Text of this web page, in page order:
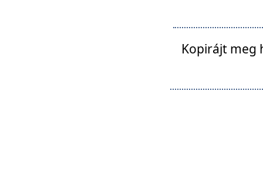
Kopirájt meg